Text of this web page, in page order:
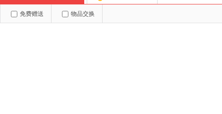
免费赠送 物品交换